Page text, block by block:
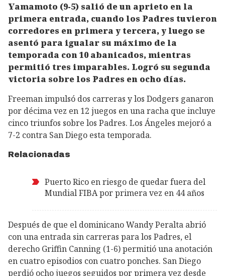
Yamamoto (9-5) salió de un aprieto en la
primera entrada, cuando los Padres tuvieron
corredores en primera y tercera, y luego se
asentó para igualar su máximo de la
temporada con 10 abanicados, mientras
permitió tres imparables. Logró su segunda
victoria sobre los Padres en ocho días.
Freeman impulsó dos carreras y los Dodgers ganaron
por décima vez en 12 juegos en una racha que incluye
cinco triunfos sobre los Padres. Los Ángeles mejoró a
7-2 contra San Diego esta temporada.
Relacionadas
Puerto Rico en riesgo de quedar fuera del
Mundial FIBA por primera vez en 44 años
Después de que el dominicano Wandy Peralta abrió
con una entrada sin carreras para los Padres, el
derecho Griffin Canning (1-6) permitió una anotación
en cuatro episodios con cuatro ponches. San Diego
perdió ocho juegos seguidos por primera vez desde